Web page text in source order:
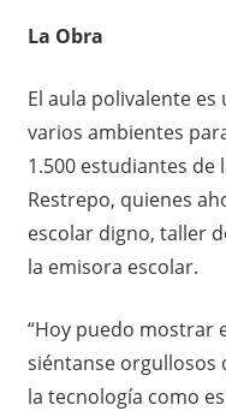
La Obra
El aula polivalente
varios ambientes
1.500 estudiantes de
Restrepo, quienes
escolar digno, taller
la emisora escolar.
“Hoy puedo mostrar
siéntanse orgullosos
la tecnología como